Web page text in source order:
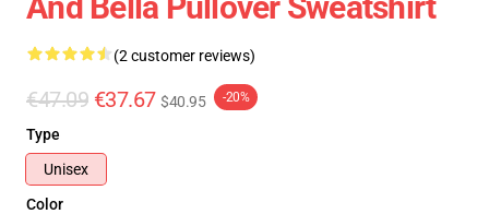
(2 customer reviews)
€47.09 €37.67 $40.95 -20%
Type
Unisex
Color